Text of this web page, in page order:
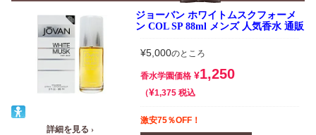
詳細を見る ›
ジョーバン ホワイトムスクフォーメ
ン COL SP 88ml メンズ 人気香水 通販
¥5,000のところ
香水学園価格 ¥1,250
¥1,375 税込
激安75％OFF！